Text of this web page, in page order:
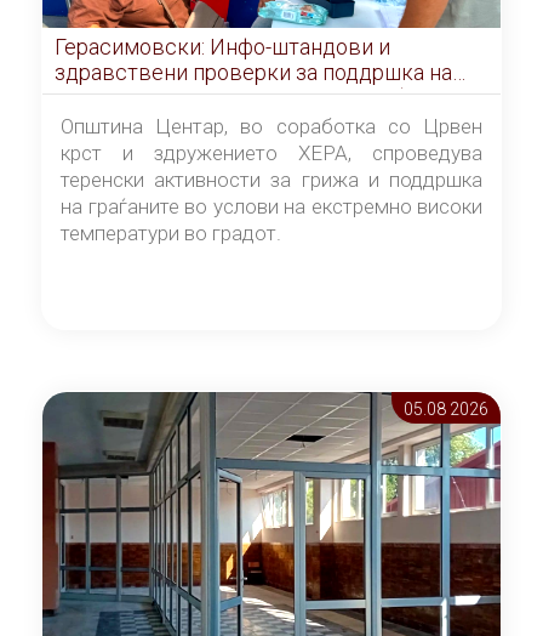
Герасимовски: Инфо-штандови и
здравствени проверки за поддршка на
граѓаните во услови на топлотен бран
Општина Центар, во соработка со Црвен
крст и здружението ХЕРА, спроведува
теренски активности за грижа и поддршка
на граѓаните во услови на екстремно високи
температури во градот.
05.08 2026